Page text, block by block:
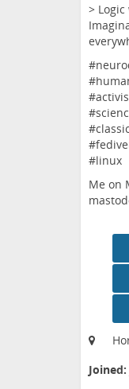
>
#linux
Me on
Joined: